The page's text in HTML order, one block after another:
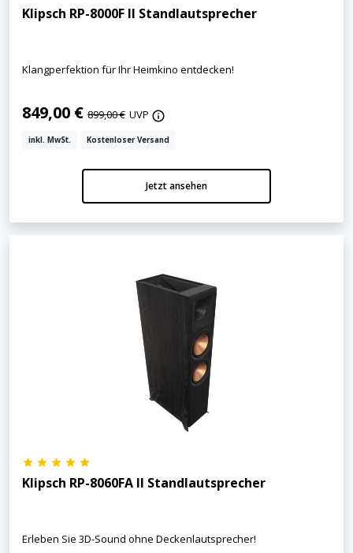
Klipsch RP-8000F II Standlautsprecher
Klangperfektion für Ihr Heimkino entdecken!
849,00 € 899,00 € UVP
inkl. MwSt. Kostenloser Versand
Jetzt ansehen
Klipsch RP-8060FA II Standlautsprecher
Erleben Sie 3D-Sound ohne Deckenlautsprecher!